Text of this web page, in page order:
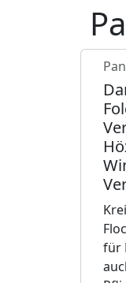
für